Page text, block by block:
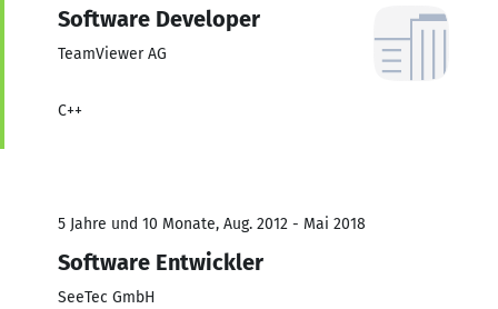
Software Developer
TeamViewer AG
C++
5 Jahre und 10 Monate, Aug. 2012 - Mai 2018
Software Entwickler
SeeTec GmbH